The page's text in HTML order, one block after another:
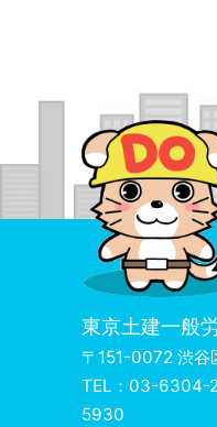
東京土建一般
〒151-0072 渋
TEL：03-
5930